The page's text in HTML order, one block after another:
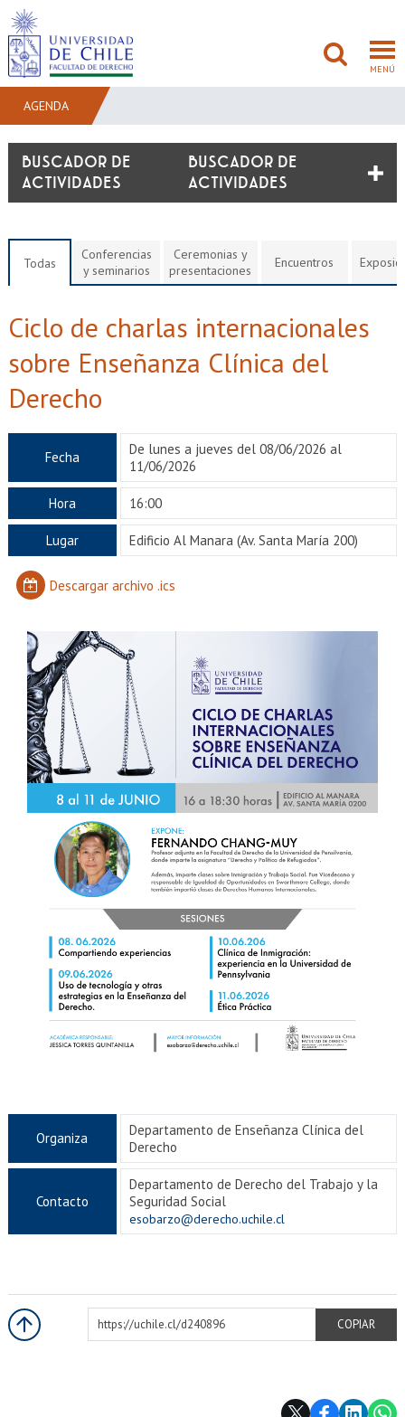
MENÚ
FACULTAD
PREGRADO
ADMISIÓN
INVESTIGACIÓN
BIBLIOTECAS
Académicos Estudiantes
Egresados Funcionarios
AGENDA
BUSCADOR DE
ACTIVIDADES
Todas
Conferencias
y seminarios
Ceremonias y
presentaciones
Encuentros
Ciclo de charlas internacionales
sobre Enseñanza Clínica del
Derecho
Fecha
De lunes a jueves del 08/06/2026 al
11/06/2026
Hora 16:00
Lugar Edificio Al Manara (Av. Santa María 200)
Descargar archivo .ics
Organiza
Departamento de Enseñanza Clínica del
Derecho
Contacto
Departamento de Derecho del Trabajo y la
Seguridad Social
esobarzo@derecho.uchile.cl
https://uchile.cl/d240896
COPIAR